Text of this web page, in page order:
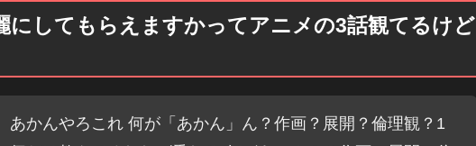
にしてもらえますかってアニメの3話観てるけど
あかんやろこれ 何が「あかん」ん？作画？展開？倫理観？1